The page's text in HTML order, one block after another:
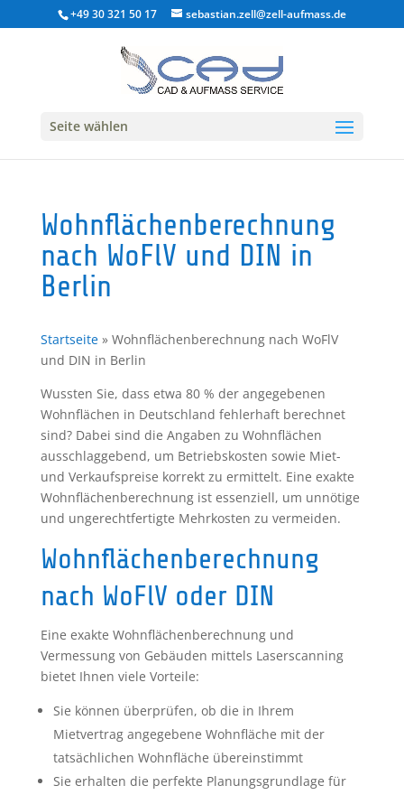
+49 30 321 50 17 sebastian.zell@zell-aufmass.de
Seite wählen
Wohnflächenberechnung
nach WoFlV und DIN in
Berlin
Startseite» Wohnflächenberechnung nach WoFlV
und DIN in Berlin
Wussten Sie, dass etwa 80 % der angegebenen
Wohnflächen in Deutschland fehlerhaft berechnet
sind? Dabei sind die Angaben zu Wohnflächen
ausschlaggebend, um Betriebskosten sowie Miet-
und Verkaufspreise korrekt zu ermittelt. Eine exakte
Wohnflächenberechnung ist essenziell, um unnötige
und ungerechtfertigte Mehrkosten zu vermeiden.
Wohnflächenberechnung
nach WoFlV oder DIN
Eine exakte Wohnflächenberechnung und
Vermessung von Gebäuden mittels Laserscanning
bietet Ihnen viele Vorteile:
Sie können überprüfen, ob die in Ihrem
Mietvertrag angegebene Wohnfläche mit der
tatsächlichen Wohnfläche übereinstimmt
Sie erhalten die perfekte Planungsgrundlage für